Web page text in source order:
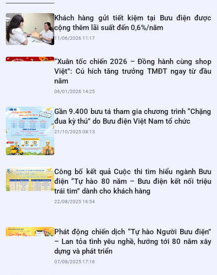
Khách hàng gửi tiết kiệm tại Bưu điện được
cộng thêm lãi suất đến 0,6%/năm
11/06/2026 11:17
“Xuân tốc chiến 2026 – Đồng hành cùng shop
Việt”: Cú hích tăng trưởng TMĐT ngay từ đầu
năm
06/01/2026 14:25
Gần 9.400 bưu tá tham gia chương trình “Chặng
đua kỳ thú” do Bưu điện Việt Nam tổ chức
21/10/2025 08:13
Công bố kết quả Cuộc thi tìm hiểu ngành Bưu
điện “Tự hào 80 năm – Bưu điện kết nối triệu
trái tim” dành cho khách hàng
22/08/2025 16:54
Phát động chiến dịch “Tự hào Người Bưu điện”
– Lan tỏa tình yêu nghề, hướng tới 80 năm xây
dựng và phát triển
07/08/2025 17:16